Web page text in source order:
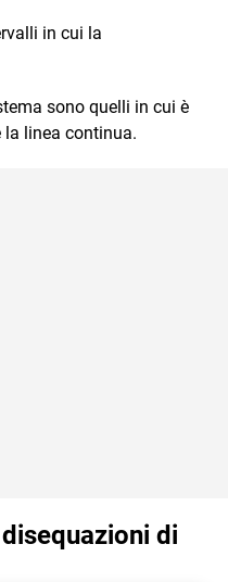
in cui la
sono quelli in cui è
la linea continua.
di